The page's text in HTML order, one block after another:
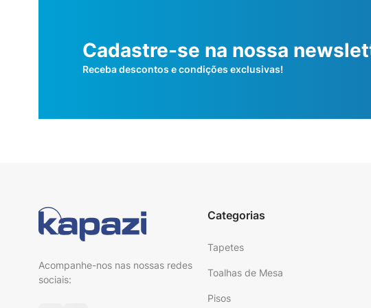
Cadastre-se na nossa
Receba descontos e condições exclusivas!
Acompanhe-nos nas nossas redes
sociais:
Categorias
Tapetes
Toalhas de Mesa
Pisos